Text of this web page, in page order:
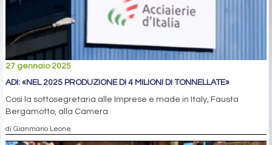
27 gennaio 2025
ADI: «NEL 2025 PRODUZIONE DI 4 MILIONI DI TONNELLATE»
Così la sottosegretaria alle Imprese e made in Italy, Fausta
Bergamotto, alla Camera
di Gianmario Leone